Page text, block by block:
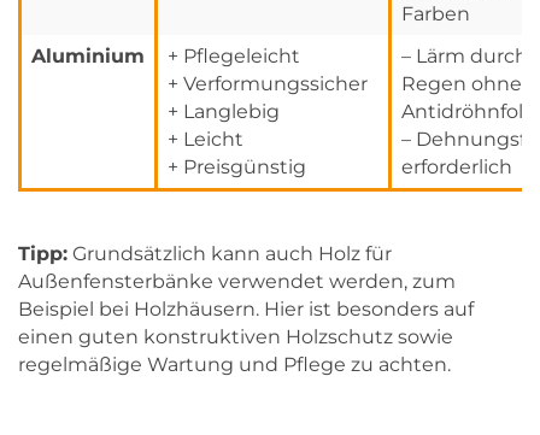
Farben
Aluminium
+ Pflegeleicht
+ Verformungssicher
+ Langlebig
+ Leicht
+ Preisgünstig
– Lärm durch
Regen ohne
Antidröhnfolie
–
erforderlich
Tipp: Grundsätzlich kann auch Holz für
Außenfensterbänke verwendet werden, zum
Beispiel bei Holzhäusern. Hier ist besonders auf
einen guten konstruktiven Holzschutz sowie
regelmäßige Wartung und Pflege zu achten.